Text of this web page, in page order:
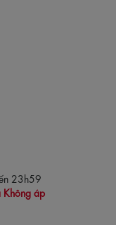
23h59
Không áp